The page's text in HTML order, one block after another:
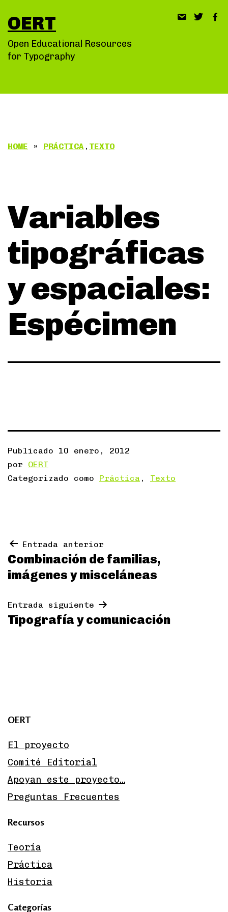
al
contenido
OERT
Open Educational Resources
for Typography
HOME » PRÁCTICA , TEXTO
Variables
tipográficas
y espaciales:
Espécimen
Publicado 10 enero, 2012
por OERT
Categorizado como Práctica , Texto
Navegación
de
Entrada anterior
Combinación de familias,
imágenes y misceláneas
Entrada siguiente
Tipografía y comunicación
OERT
El proyecto
Comité Editorial
Apoyan este proyecto…
Preguntas Frecuentes
Recursos
Teoría
Práctica
Historia
Categorías